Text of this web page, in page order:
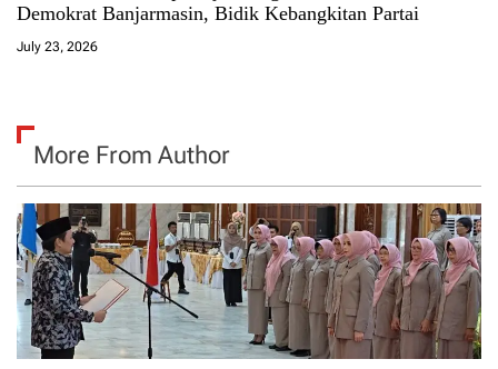
Demokrat Banjarmasin, Bidik Kebangkitan Partai
July 23, 2026
More From Author